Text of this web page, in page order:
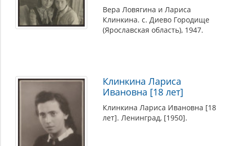
Вера Ловягина и Лариса
Клинкина. с. Диево Городище
(Ярославская область), 1947.
Клинкина Лариса
Ивановна [18 лет]
Клинкина Лариса Ивановна [18
лет]. Ленинград, [1950].